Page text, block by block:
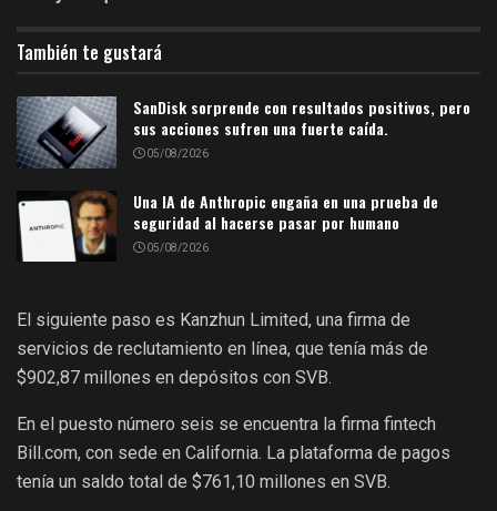
También te gustará
SanDisk sorprende con resultados positivos, pero
sus acciones sufren una fuerte caída.
05/08/2026
Una IA de Anthropic engaña en una prueba de
seguridad al hacerse pasar por humano
05/08/2026
El siguiente paso es Kanzhun Limited, una firma de
servicios de reclutamiento en línea, que tenía más de
$902,87 millones en depósitos con SVB.
En el puesto número seis se encuentra la firma fintech
Bill.com, con sede en California. La plataforma de pagos
tenía un saldo total de $761,10 millones en SVB.